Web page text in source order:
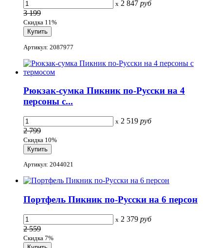
x 2 847 руб
3 199
Скидка 11%
Артикул: 2087977
Рюкзак-сумка Пикник по-Русски на 4
персоны с...
x 2 519 руб
2 799
Скидка 10%
Артикул: 2044021
Портфель Пикник по-Русски на 6 персон
x 2 379 руб
2 559
Скидка 7%